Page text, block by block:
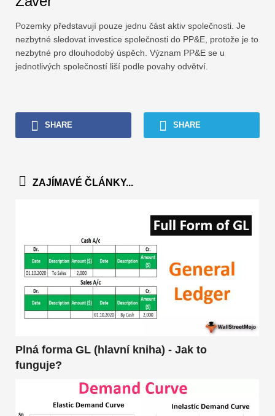
Pozemky představují pouze jednu část aktiv společnosti. Je
nezbytné sledovat investice společnosti do PP&E, protože je to
nezbytné pro dlouhodobý úspěch. Význam PP&E se u
jednotlivých společností liší podle povahy odvětví.
SHARE SHARE
ZAJÍMAVÉ ČLÁNKY...
Plná forma GL (hlavní kniha) - Jak to
funguje?